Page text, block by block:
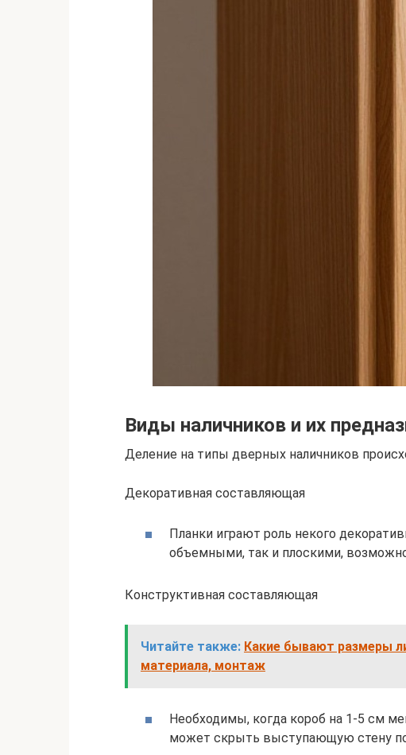
Виды наличников и их
Деление на типы дверных наличников
Декоративная составляющая
Планки играют роль некого
объемными, так и плоскими,
Конструктивная составляющая
Читайте также: Какие бывают размеры
материала, монтаж
Необходимы, когда короб на 1-5 см
может скрыть выступающую стену